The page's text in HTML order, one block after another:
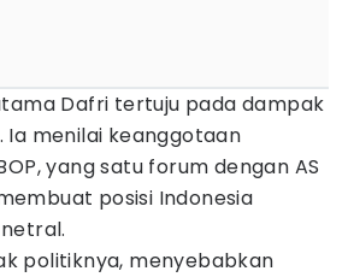
Dafri tertuju pada dampak
Ia menilai keanggotaan
yang satu forum dengan AS
posisi Indonesia
politiknya, menyebabkan